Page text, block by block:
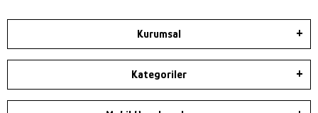
Kurumsal
Kategoriler